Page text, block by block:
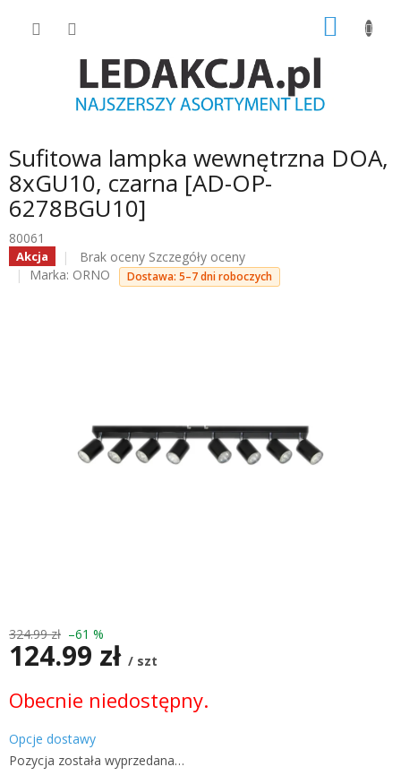
Sufitowa lampka wewnętrzna DOA,
8xGU10, czarna [AD-OP-
6278BGU10]
80061
Akcja
Średnia
ocena
produktu
Brak oceny Szczegóły oceny
Marka: ORNO Dostawa: 5–7 dni roboczych
324.99 zł –61 %
124.99 zł / szt
jednostkowa:
Obecnie niedostępny.
Opcje dostawy
Pozycja została wyprzedana…